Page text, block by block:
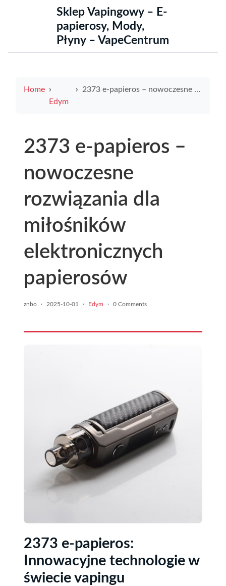
Sklep Vapingowy – E-
papierosy, Mody,
Płyny – VapeCentrum
Home
Edym
2373 e-papieros – nowoczesne rozwiązania dla miłośników elektronicznych papierosów
2373 e-papieros –
nowoczesne
rozwiązania dla
miłośników
elektronicznych
papierosów
znbo · 2025-10-01 · Edym · 0 Comments
2373 e-papieros:
Innowacyjne technologie w
świecie vapingu